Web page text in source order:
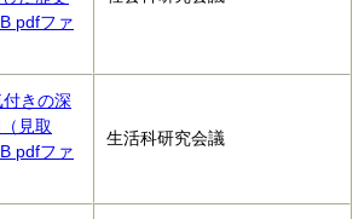
pdfファ
付きの深
見取
pdfファ
生活科研究会議